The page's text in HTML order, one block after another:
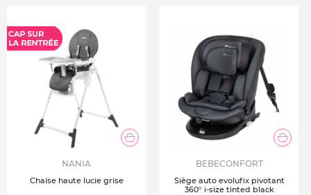
*Attention ce produit est expédié directement de chez le
fournisseur. Dès lors que le produit sera expédié il ne
sera plus possible de le retourner, hormis défaut ou
casse sur celui-ci.
NANIA
Chaise haute lucie grise
BEBECONFORT
Siège auto evolufix pivotant
360° i-size tinted black